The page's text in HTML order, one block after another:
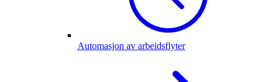
Automasjon av arbeidsflyter